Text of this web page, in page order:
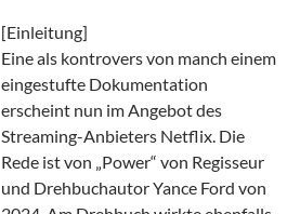
[Einleitung]
Eine als kontrovers von manch einem
eingestufte Dokumentation
erscheint nun im Angebot des
Streaming-Anbieters Netflix. Die
Rede ist von „Power“ von Regisseur
und Drehbuchautor Yance Ford von